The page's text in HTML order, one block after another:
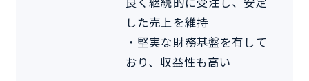
した売上を維持
・堅実な財務基盤を有して
おり、収益性も高い